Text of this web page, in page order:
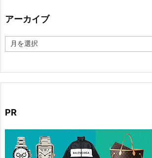
ー
アーカイブ
ー
PR